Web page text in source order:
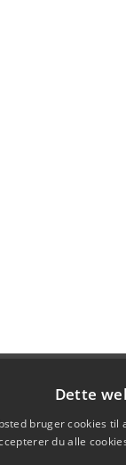
Dette
bruger cookies til
du alle